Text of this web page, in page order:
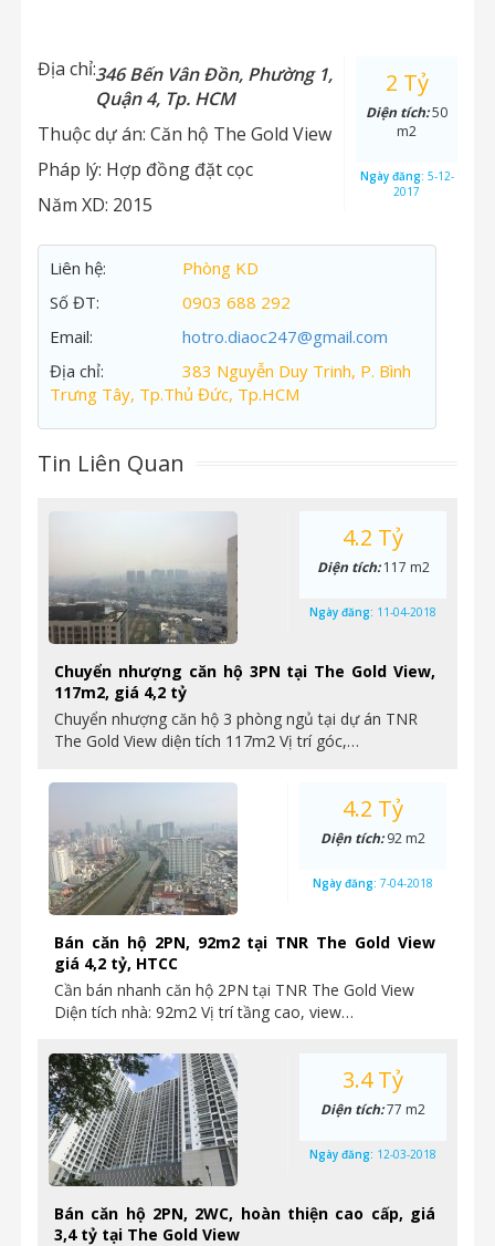
Địa chỉ:346 Bến Vân Đồn, Phường 1,
Quận 4, Tp. HCM
Thuộc dự án: Căn hộ The Gold View
Pháp lý: Hợp đồng đặt cọc
Năm XD: 2015
2 Tỷ
Diện tích:50
m2
Ngày đăng: 5-12-
2017
Liên hệ:
Phòng KD
Số ĐT:
0903 688 292
Email:
hotro.diaoc247@gmail.com
Địa chỉ:
383 Nguyễn Duy Trinh, P. Bình
Trưng Tây, Tp.Thủ Đức, Tp.HCM
Tin Liên Quan
Chuyển nhượng căn hộ 3PN tại The Gold View,
117m2, giá 4,2 tỷ
Chuyển nhượng căn hộ 3 phòng ngủ tại dự án TNR
The Gold View diện tích 117m2 Vị trí góc,…
4.2 Tỷ
Diện tích:117 m2
Ngày đăng: 11-04-2018
Bán căn hộ 2PN, 92m2 tại TNR The Gold View
giá 4,2 tỷ, HTCC
Cần bán nhanh căn hộ 2PN tại TNR The Gold View
Diện tích nhà: 92m2 Vị trí tầng cao, view…
4.2 Tỷ
Diện tích:92 m2
Ngày đăng: 7-04-2018
Bán căn hộ 2PN, 2WC, hoàn thiện cao cấp, giá
3,4 tỷ tại The Gold View
3.4 Tỷ
Diện tích:77 m2
Ngày đăng: 12-03-2018